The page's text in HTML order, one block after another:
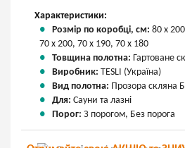
Характеристики:
Розмір по коробці, см: 80 х
70 х 200, 70 х 190, 70 х 180
Товщина полотна: Гартоване
Виробник: TESLI (Україна)
Вид полотна: Прозора скляна
Для: Сауни та лазні
Порог: З порогом, Без порога